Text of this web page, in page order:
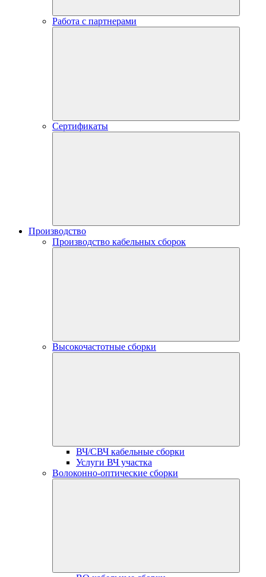
Работа с партнерами
Сертификаты
Производство
Производство кабельных сборок
Высокочастотные сборки
ВЧ/СВЧ кабельные сборки
Услуги ВЧ участка
Волоконно-оптические сборки